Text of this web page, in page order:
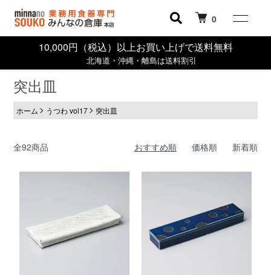
0
10,000円（税込）以上お買い上げで送料無料
北海道・沖縄・離島は送料割引
突出皿
ホーム うつわ vol17 突出皿
全92商品 おすすめ順 価格順 新着順